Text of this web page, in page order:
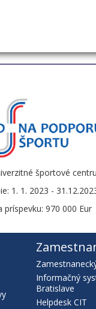
športové
1. 1. 2023 -
príspevku: 970 000 Eur
Informačný
Bratislave
Helpdesk CIT